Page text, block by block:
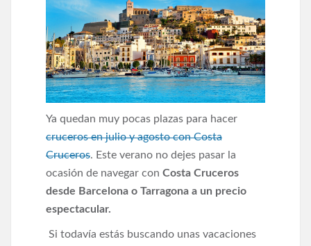
Ya quedan muy pocas plazas para hacer
cruceros en julio y agosto con Costa
Cruceros. Este verano no dejes pasar la
ocasión de navegar con Costa Cruceros
desde Barcelona o Tarragona a un precio
espectacular.
Si todavía estás buscando unas vacaciones